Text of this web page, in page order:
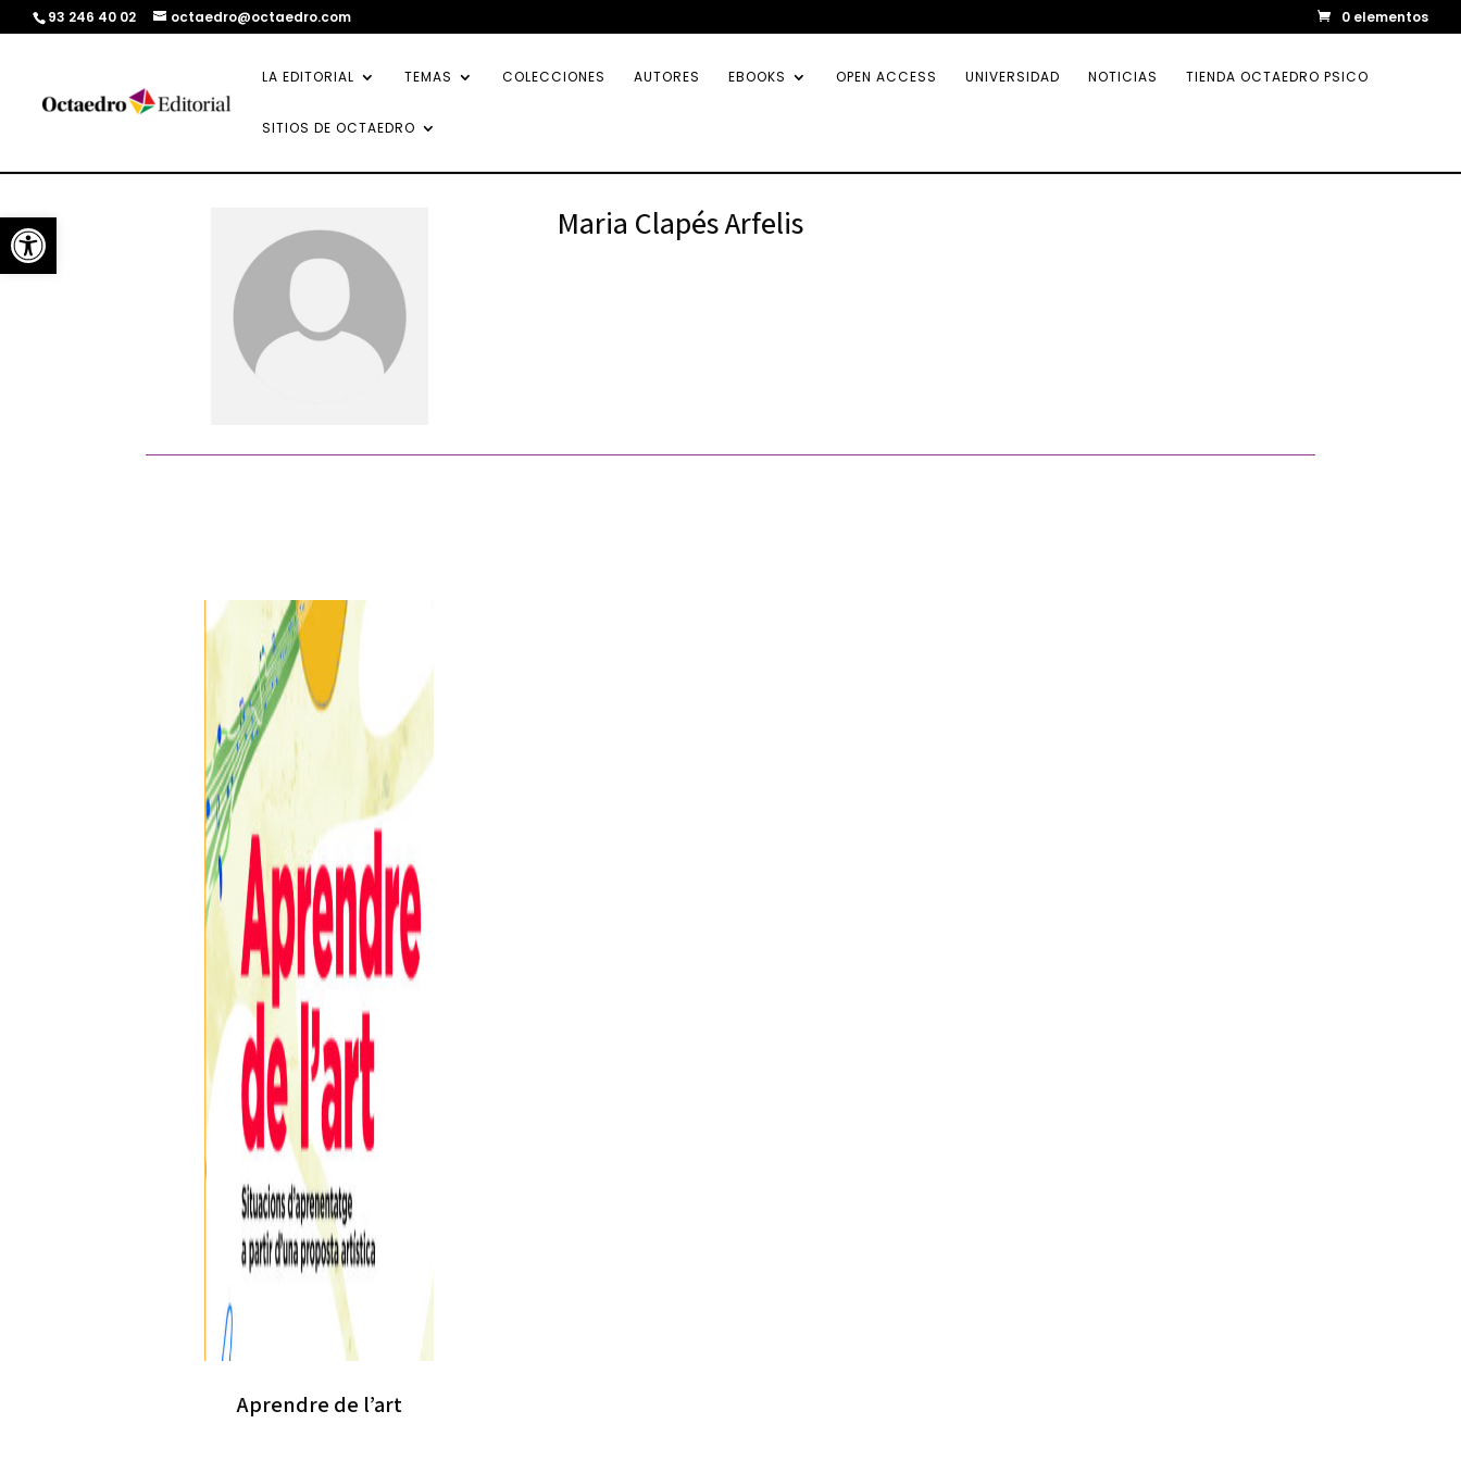
Abrir barra de herramientas
93 246 40 02 octaedro@octaedro.com 0 elementos
LA EDITORIAL TEMAS COLECCIONES AUTORES EBOOKS OPEN ACCESS UNIVERSIDAD NOTICIAS TIENDA OCTAEDRO PSICO
SITIOS DE OCTAEDRO
Maria Clapés Arfelis
Aprendre de l’art